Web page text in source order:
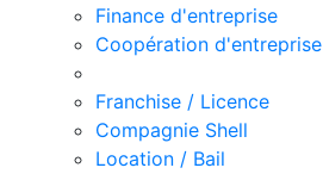
Finance d'entreprise
Coopération d'entreprise
Franchise / Licence
Compagnie Shell
Location / Bail